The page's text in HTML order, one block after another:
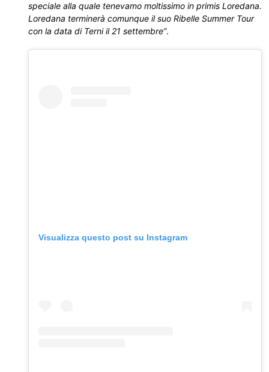
speciale alla quale tenevamo moltissimo in primis Loredana.
Loredana terminerà comunque il suo Ribelle Summer Tour
con la data di Terni il 21 settembre”.
Visualizza questo post su Instagram